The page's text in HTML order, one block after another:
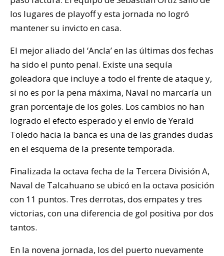
los lugares de playoff y esta jornada no logró
mantener su invicto en casa.
El mejor aliado del ‘Ancla’ en las últimas dos fechas
ha sido el punto penal. Existe una sequía
goleadora que incluye a todo el frente de ataque y,
si no es por la pena máxima, Naval no marcaría un
gran porcentaje de los goles. Los cambios no han
logrado el efecto esperado y el envío de Yerald
Toledo hacia la banca es una de las grandes dudas
en el esquema de la presente temporada.
Finalizada la octava fecha de la Tercera División A,
Naval de Talcahuano se ubicó en la octava posición
con 11 puntos. Tres derrotas, dos empates y tres
victorias, con una diferencia de gol positiva por dos
tantos.
En la novena jornada, los del puerto nuevamente